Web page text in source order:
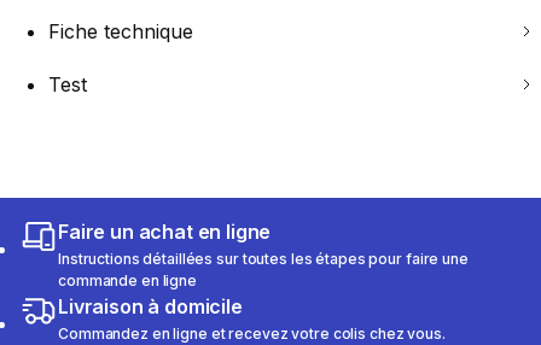
Fiche technique
Test
Faire un achat en ligne
Instructions détaillées sur toutes les étapes pour faire une
commande en ligne
Livraison à domicile
Commandez en ligne et recevez votre colis chez vous.